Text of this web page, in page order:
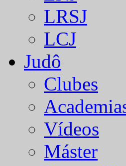
LRSJ
LCJ
Judô
Clubes
Vídeos
Máster